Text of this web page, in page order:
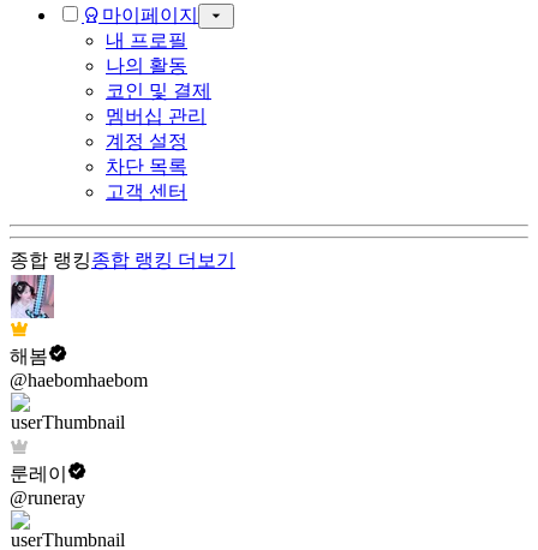
마이페이지
내 프로필
나의 활동
코인 및 결제
멤버십 관리
계정 설정
차단 목록
고객 센터
종합 랭킹종합 랭킹 더보기
해봄
@haebomhaebom
룬레이
@runeray